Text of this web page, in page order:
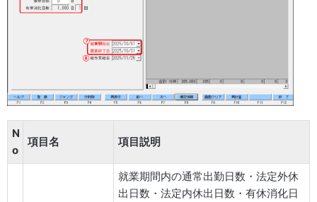
N
o
項目名 項目説明
就業期間内の通常出勤日数・法定外休
出日数・法定内休出日数・有休消化日